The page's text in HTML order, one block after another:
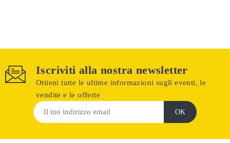
Iscriviti alla nostra newsletter
Ottieni tutte le ultime informazioni sugli eventi, le
vendite e le offerte